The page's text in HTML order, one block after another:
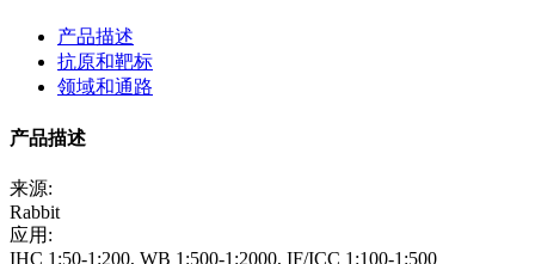
产品描述
抗原和靶标
领域和通路
产品描述
来源:
Rabbit
应用:
IHC 1:50-1:200, WB 1:500-1:2000, IF/ICC 1:100-1:500